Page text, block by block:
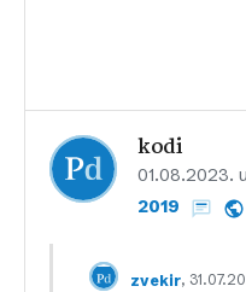
kodi
01.08.2023.
2019
zvekir,